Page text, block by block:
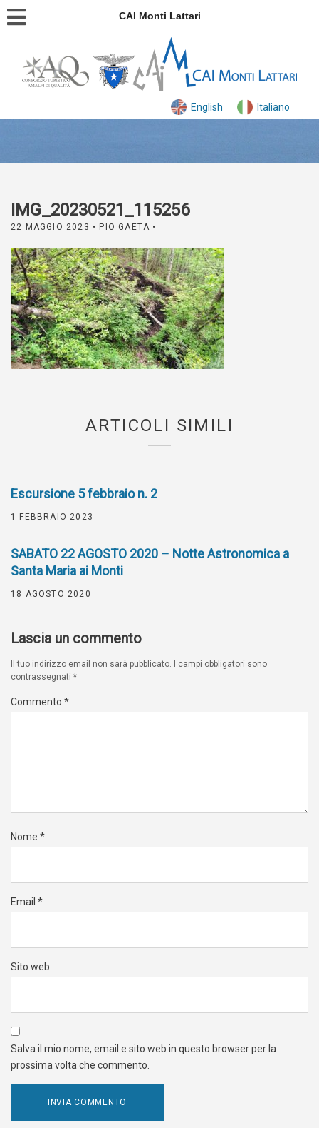
CAI Monti Lattari
English Italiano
IMG_20230521_115256
22 MAGGIO 2023 • PIO GAETA •
ARTICOLI SIMILI
Escursione 5 febbraio n. 2
1 FEBBRAIO 2023
SABATO 22 AGOSTO 2020 – Notte Astronomica a
Santa Maria ai Monti
18 AGOSTO 2020
Lascia un commento
Il tuo indirizzo email non sarà pubblicato. I campi obbligatori sono
contrassegnati *
Commento *
Nome *
Email *
Sito web
Salva il mio nome, email e sito web in questo browser per la
prossima volta che commento.